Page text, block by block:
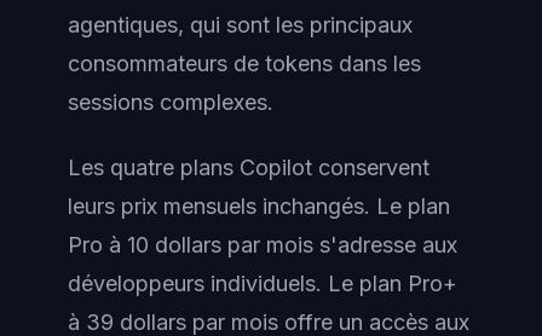
agentiques, qui sont les principaux
consommateurs de tokens dans les
sessions complexes.
Les quatre plans Copilot conservent
leurs prix mensuels inchangés. Le plan
Pro à 10 dollars par mois s'adresse aux
développeurs individuels. Le plan Pro+
à 39 dollars par mois offre un accès aux